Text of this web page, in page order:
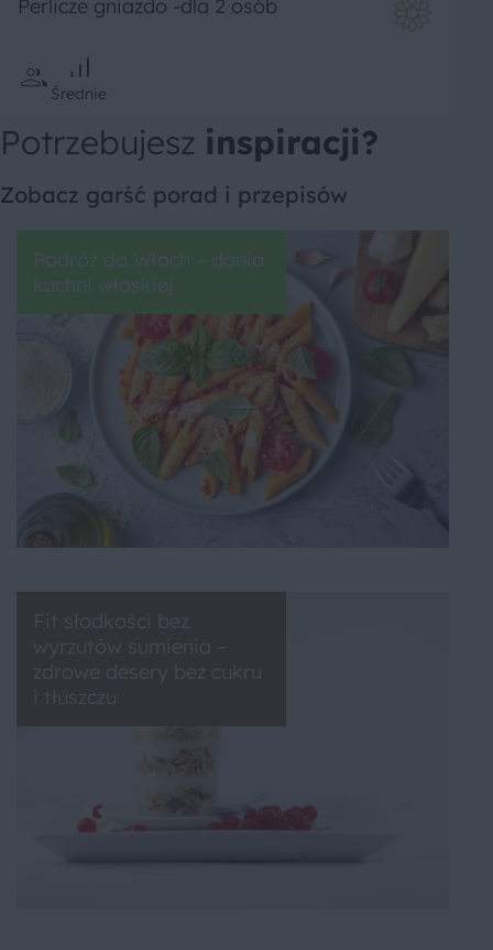
Perlicze gniazdo -dla 2 osób
Średnie
Potrzebujesz inspiracji?
Zobacz garść porad i przepisów
Podróż do Włoch – dania
kuchni włoskiej
Fit słodkości bez
wyrzutów sumienia –
zdrowe desery bez cukru
i tłuszczu